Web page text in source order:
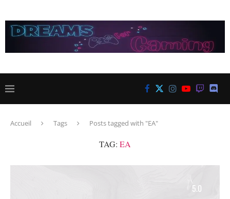
Accueil Tags Posts tagged with "EA"
TAG: EA
5.0